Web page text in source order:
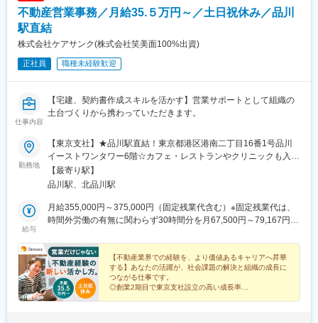
不動産営業事務／月給35.５万円～／土日祝休み／品川
駅直結
株式会社ケアサンク(株式会社笑美面100%出資)
正社員 職種未経験歓迎
仕事内容
【宅建、契約書作成スキルを活かす】営業サポートとして組織の
土台づくりから携わっていただきます。
勤務地
【東京支社】★品川駅直結！東京都港区港南二丁目16番1号品川
イーストワンタワー6階☆カフェ・レストランやクリニックも入居
する商業ビル内のオフィスです☆品川駅直結で通勤も快適！
【最寄り駅】
品川駅、北品川駅
給与
月給355,000円～375,000円（固定残業代含む）※固定残業代は、
時間外労働の有無に関わらず30時間分を月67,500円～79,167円支
【不動産業界での経験を、より価値あるキャリアへ昇華
する】あなたの活躍が、社会課題の解決と組織の成長に
つながる仕事です。
◎創業2期目で東京支社設立の高い成長率